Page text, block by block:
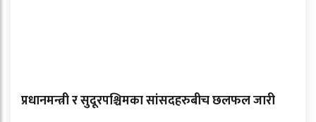
प्रधानमन्त्री र सुदूरपश्चिमका सांसदहरुबीच छलफल जारी